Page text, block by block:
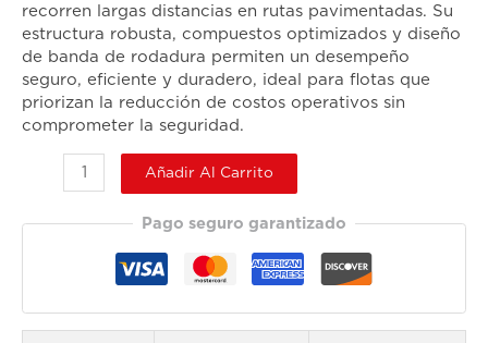
recorren largas distancias en rutas pavimentadas. Su
estructura robusta, compuestos optimizados y diseño
de banda de rodadura permiten un desempeño
seguro, eficiente y duradero, ideal para flotas que
priorizan la reducción de costos operativos sin
comprometer la seguridad.
Añadir Al Carrito
Pago seguro garantizado